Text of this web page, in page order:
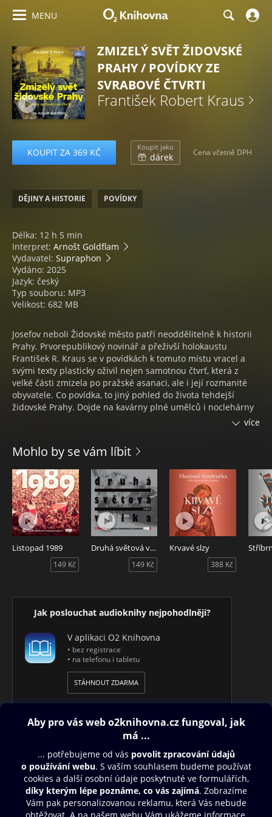
MENU
ZMIZELÝ SVĚT ŽIDOVSKÉ
PRAHY / POVÍDKY ZE
SVRABOVÉ ČTVRTI
František Robert Kraus
KOUPIT ZA 369 KČ Koupit jako
dárek Cena včetně DPH
DĚJINY A HISTORIE POVÍDKY
Délka: 12 h 5 min
Interpret: Arnošt Goldflam
Vydavatel: Supraphon
Vydáno: 2025
Jazyk: český
Typ souboru: MP3
Velikost: 682 MB
Josefov neboli Židovské město patří neoddělitelně k historii
Prahy. Prvorepublikový novinář a přeživší holokaustu
František R. Kraus se v povídkách k tomuto místu vracel a
svými texty plasticky oživil nejen samotnou čtvrť, která z
velké části zmizela po pražské asanaci, ale i její rozmanité
obyvatele. Co povídka, to jiný pohled do života tehdejší
židovské Prahy. Dojde na kavárny plné umělců i noclehárny
vyprávění zavede. A průvodci nám budou rozmanité postavy,
W. A. Mozartem počínaje a dětmi protloukajícími se bídou
konče.
Krausovy povídky jsou silné osobní texty propojené
melancholií zmizelé čtvrti, ale dojde i na humorné okamžiky
ze života komunity či dramatické události spjaté s nástupem
Audiokniha Zmizelý svět židovské Prahy / Povídky ze
více
Mohlo by se vám líbit
Listopad 1989
149 Kč
Druhá světová válka
149 Kč
Krvavé slzy
388 Kč
Jak poslouchat audioknihy nejpohodlněji?
V aplikaci O2 Knihovna
• bez registrace
• na telefonu i tabletu
STÁHNOUT ZDARMA
Obsah ke stažení
Moje O2 Knihovna
Další zábava